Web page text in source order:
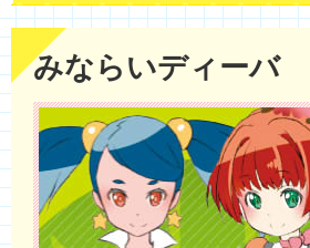
みならいディーバ